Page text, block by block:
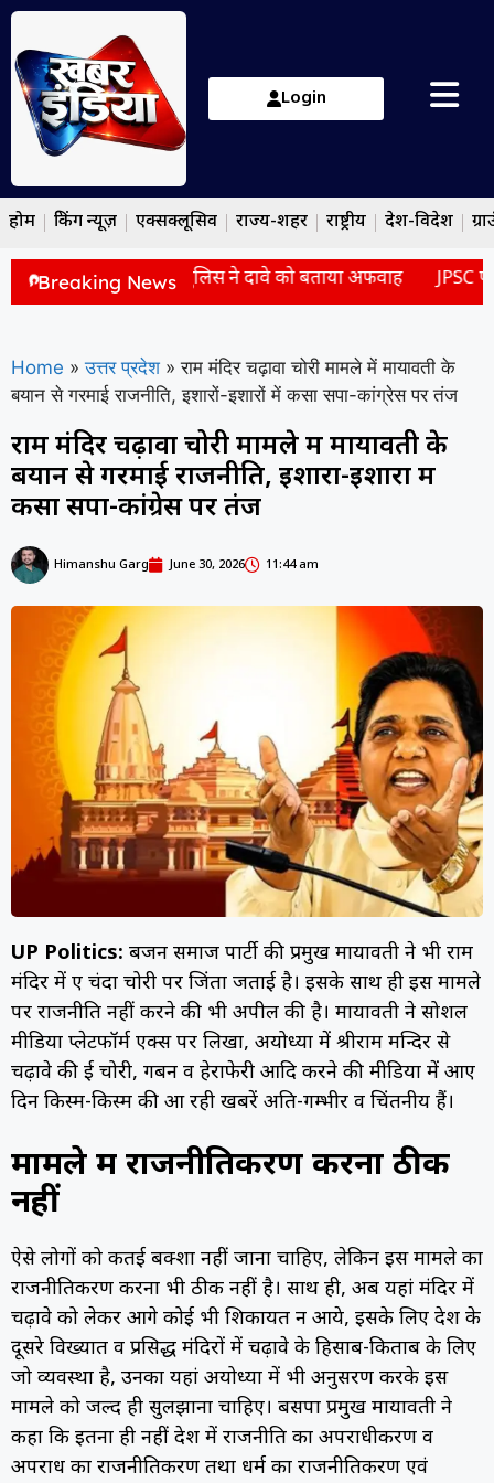
Login
होम ब्रेकिंग न्यूज़ एक्सक्लूसिव राज्य-शहर राष्ट्रीय देश-विदेश
Breaking News
पहुंची थीं शाइस्ता? पुलिस ने दावे को बताया अफवाह JPSC
Home » उत्तर प्रदेश » राम मंदिर चढ़ावा चोरी मामले में मायावती के
बयान से गरमाई राजनीति, इशारों-इशारों में कसा सपा-कांग्रेस पर तंज
राम मंदिर चढ़ावा चोरी मामले में मायावती के
बयान से गरमाई राजनीति, इशारों-इशारों में
कसा सपा-कांग्रेस पर तंज
Himanshu Garg June 30, 2026 11:44 am
UP Politics: बहुजन समाज पार्टी की प्रमुख मायावती ने भी राम
मंदिर में हुए चंदा चोरी पर जिंता जताई है। इसके साथ ही इस मामले
पर राजनीति नहीं करने की भी अपील की है। मायावती ने सोशल
मीडिया प्लेटफॉर्म एक्स पर लिखा, अयोध्या में श्रीराम मन्दिर से
चढ़ावे की हुई चोरी, गबन व हेराफेरी आदि करने की मीडिया में आए
दिन किस्म-किस्म की आ रही खबरें अति-गम्भीर व चिंतनीय हैं।
मामले में राजनीतिकरण करना ठीक
नहीं
ऐसे लोगों को कतई बक्शा नहीं जाना चाहिए, लेकिन इस मामले का
राजनीतिकरण करना भी ठीक नहीं है। साथ ही, अब यहां मंदिर में
चढ़ावे को लेकर आगे कोई भी शिकायत न आये, इसके लिए देश के
दूसरे विख्यात व प्रसिद्ध मंदिरों में चढ़ावे के हिसाब-किताब के लिए
जो व्यवस्था है, उनका यहां अयोध्या में भी अनुसरण करके इस
मामले को जल्द ही सुलझाना चाहिए। बसपा प्रमुख मायावती ने
कहा कि इतना ही नहीं देश में राजनीति का अपराधीकरण व
अपराध का राजनीतिकरण तथा धर्म का राजनीतिकरण एवं